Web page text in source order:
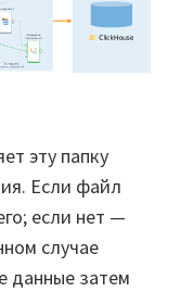
эту папку
Если файл
если нет —
случае
данные затем